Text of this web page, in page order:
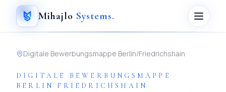
Mihajlo Systems.
Digitale Bewerbungsmappe Berlin/Friedrichshain
DIGITALE BEWERBUNGSMAPPE
BERLIN FRIEDRICHSHAIN